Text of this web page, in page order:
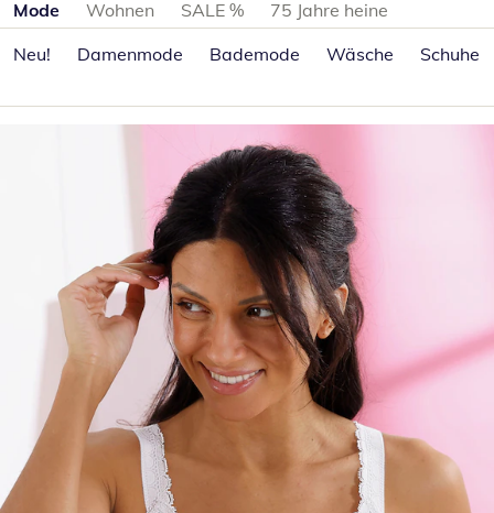
Produktkategorien überspringen
Mode Wohnen SALE %
75 Jahre heine
Neu!
Damenmode Bademode Wäsche Schuhe